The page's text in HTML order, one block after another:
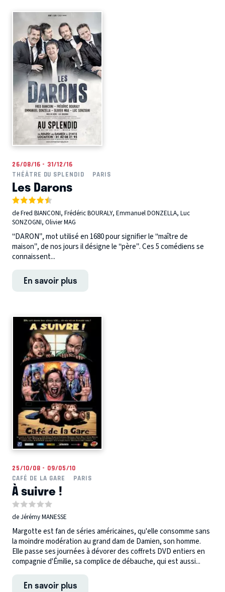
26/08/16 - 31/12/16
THÉÂTRE DU SPLENDID
PARIS
Les Darons
de Fred BIANCONI, Frédéric BOURALY, Emmanuel DONZELLA, Luc
SONZOGNI, Olivier MAG
‘‘DARON’’, mot utilisé en 1680 pour signifier le ‘‘maître de
maison’’, de nos jours il désigne le ‘‘père’’. Ces 5 comédiens se
connaissent...
En savoir plus
25/10/08 - 09/05/10
CAFÉ DE LA GARE
PARIS
À suivre !
de Jérémy MANESSE
Margotte est fan de séries américaines, qu'elle consomme sans
la moindre modération au grand dam de Damien, son homme.
Elle passe ses journées à dévorer des coffrets DVD entiers en
compagnie d'Émilie, sa complice de débauche, qui est aussi...
En savoir plus